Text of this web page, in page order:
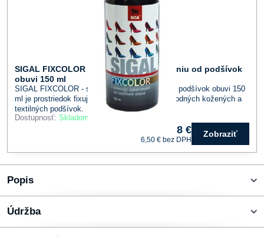
SIGAL FIXCOLOR - sprej proti zafarbovaniu od podšívok
obuvi 150 ml
SIGAL FIXCOLOR - sprej proti zafarbovaniu od podšívok obuvi 150
ml je prostriedok fixujúci farebný pigment u prírodných kožených a
textilných podšívok.
Dostupnosť: Skladom
8 €
6,50 € bez DPH
Zobraziť
Popis
Údržba